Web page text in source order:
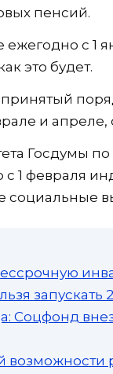
пенсий.
с 1
это будет.
принятый
и апреле,
Госдумы
1 февраля
социальные
запускать
Соцфонд
возможности